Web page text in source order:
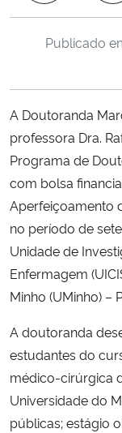
Ministério da Ciência,
Ministério do Meio
Ministério do Turismo
Ministério do
Ministério da Mulher, da
Secretaria-Geral
Publicado
A Doutoranda
professora Dra.
Programa de
com bolsa
Aperfeiçoamento
no período de
Unidade de
Enfermagem
Minho (UMinho) –
A doutoranda
estudantes do
médico-cirúrgica
Universidade do
públicas; estágio